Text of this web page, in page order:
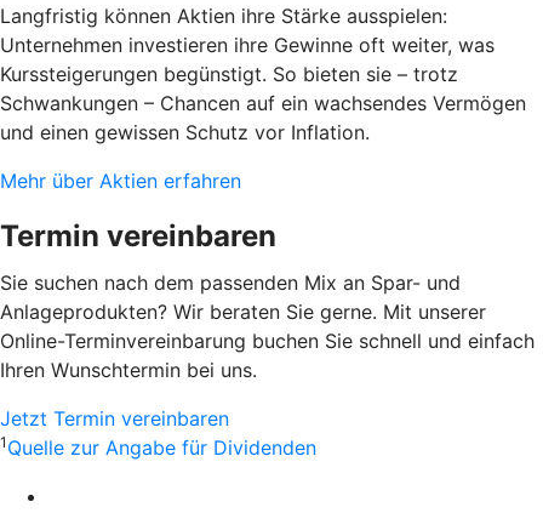
Langfristig können Aktien ihre Stärke ausspielen:
Unternehmen investieren ihre Gewinne oft weiter, was
Kurssteigerungen begünstigt. So bieten sie – trotz
Schwankungen – Chancen auf ein wachsendes Vermögen
und einen gewissen Schutz vor Inflation.
Mehr über Aktien erfahren
Termin vereinbaren
Sie suchen nach dem passenden Mix an Spar- und
Anlageprodukten? Wir beraten Sie gerne. Mit unserer
Online-Terminvereinbarung buchen Sie schnell und einfach
Ihren Wunschtermin bei uns.
Jetzt Termin vereinbaren
1 Quelle zur Angabe für Dividenden